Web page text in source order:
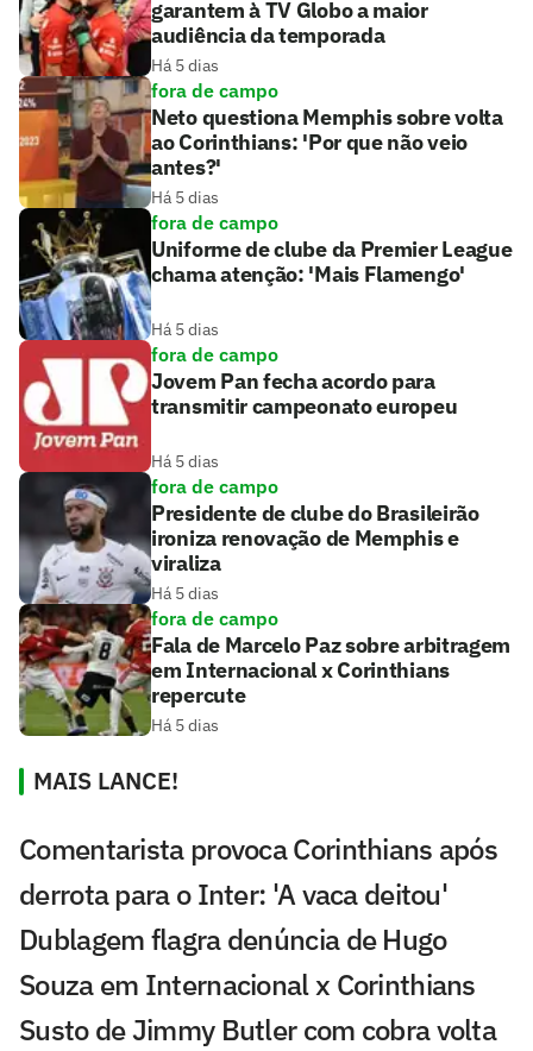
garantem à TV Globo a maior
audiência da temporada
Há 5 dias
fora de campo
Neto questiona Memphis sobre volta
ao Corinthians: 'Por que não veio
antes?'
Há 5 dias
fora de campo
Uniforme de clube da Premier League
chama atenção: 'Mais Flamengo'
Há 5 dias
fora de campo
Jovem Pan fecha acordo para
transmitir campeonato europeu
Há 5 dias
fora de campo
Presidente de clube do Brasileirão
ironiza renovação de Memphis e
viraliza
Há 5 dias
fora de campo
Fala de Marcelo Paz sobre arbitragem
em Internacional x Corinthians
repercute
Há 5 dias
MAIS LANCE!
Comentarista provoca Corinthians após
derrota para o Inter: 'A vaca deitou'
Dublagem flagra denúncia de Hugo
Souza em Internacional x Corinthians
Susto de Jimmy Butler com cobra volta